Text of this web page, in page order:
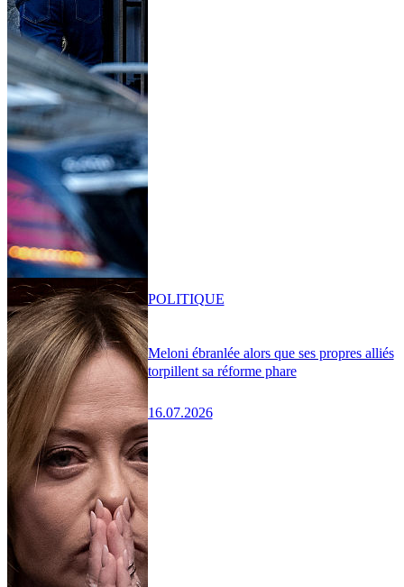
Meloni ébranlée alors que ses propres alliés
torpillent sa réforme phare
16.07.2026
POLITIQUE